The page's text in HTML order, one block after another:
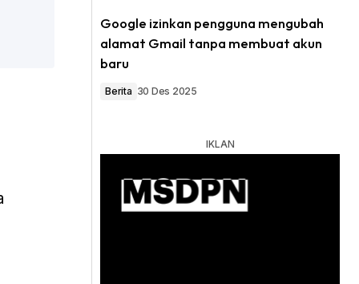
Google izinkan pengguna mengubah
alamat Gmail tanpa membuat akun
baru
Berita 30 Des 2025